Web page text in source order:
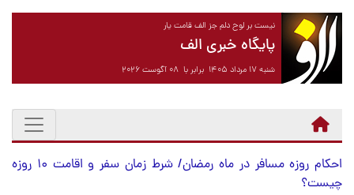
نیست بر لوح دلم جز الف قامت یار
پایگاه خبری الف
شنبه ۱۷ مرداد ۱۴۰۵ برابر با ۰۸ آگوست ۲۰۲۶
احکام روزه مسافر در ماه رمضان/ شرط زمان سفر و اقامت ۱۰ روزه
چیست؟